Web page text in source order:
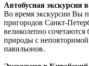
Автобусная экскурсия
Во время экскурсии Вы
пригородов Санкт-
великолепно сочетаются
природы с
павильонов.